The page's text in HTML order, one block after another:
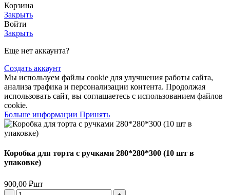
Корзина
Закрыть
Войти
Закрыть
Еще нет аккаунта?
Создать аккаунт
Мы используем файлы cookie для улучшения работы сайта,
анализа трафика и персонализации контента. Продолжая
использовать сайт, вы соглашаетесь с использованием файлов
cookie.
Больше информации Больше
информации
Принять
Коробка для торта с ручками 280*280*300 (10 шт в
упаковке)
900,00 ₽шт